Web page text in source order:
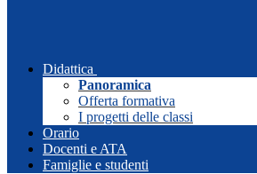
Didattica
Panoramica
Offerta formativa
I progetti delle classi
Orario
Docenti e ATA
Famiglie e studenti